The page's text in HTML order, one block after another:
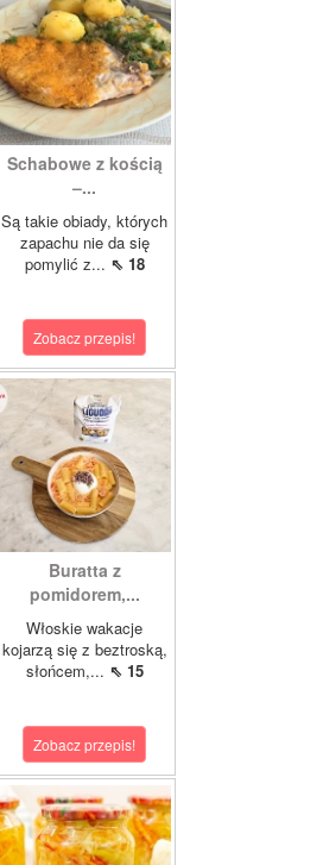
Schabowe z kością
–...
Są takie obiady, których
zapachu nie da się
pomylić z... ⇖ 18
Zobacz przepis!
Buratta z
pomidorem,...
Włoskie wakacje
kojarzą się z beztroską,
słońcem,... ⇖ 15
Zobacz przepis!